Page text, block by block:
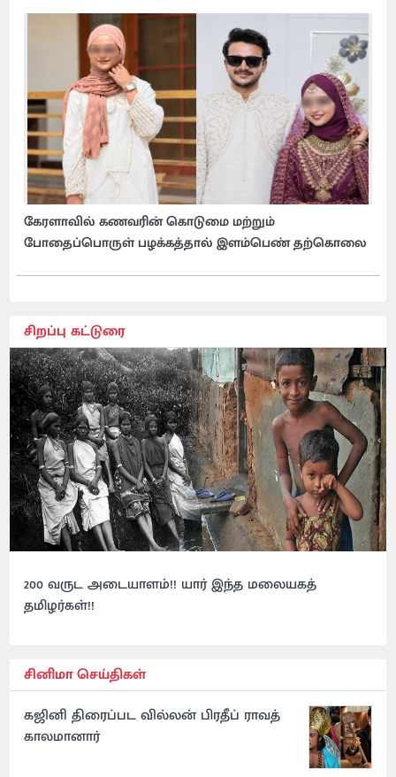
கேரளாவில் கணவரின் கொடுமை மற்றும்
போதைப்பொருள் பழக்கத்தால் இளம்பெண் தற்கொலை
சிறப்பு கட்டுரை
200 வருட அடையாளம்!! யார் இந்த மலையகத்
தமிழர்கள்!!
சினிமா செய்திகள்
கஜினி திரைப்பட வில்லன் பிரதீப் ராவத்
காலமானார்